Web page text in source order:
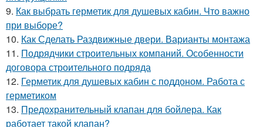
9. Как выбрать герметик для душевых кабин. Что важно
при выборе?
10. Как Сделать Раздвижные двери. Варианты монтажа
11. Подрядчики строительных компаний. Особенности
договора строительного подряда
12. Герметик для душевых кабин с поддоном. Работа с
герметиком
13. Предохранительный клапан для бойлера. Как
работает такой клапан?